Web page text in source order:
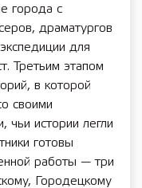
города с
драматургов
для
Третьим этапом
в которой
своими
чьи истории легли
готовы
работы — три
Городецкому